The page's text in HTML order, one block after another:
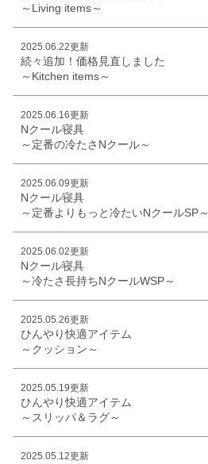
～Living items～
2025.06.22更新
続々追加！価格見直しました
～Kitchen items～
2025.06.16更新
Nクール寝具
～定番の冷たさNクール～
2025.06.09更新
Nクール寝具
～定番よりもっと冷たいNクールSP～
2025.06.02更新
Nクール寝具
～冷たさ長持ちNクールWSP～
2025.05.26更新
ひんやり快適アイテム
～クッション～
2025.05.19更新
ひんやり快適アイテム
～スリッパ＆ラグ～
2025.05.12更新